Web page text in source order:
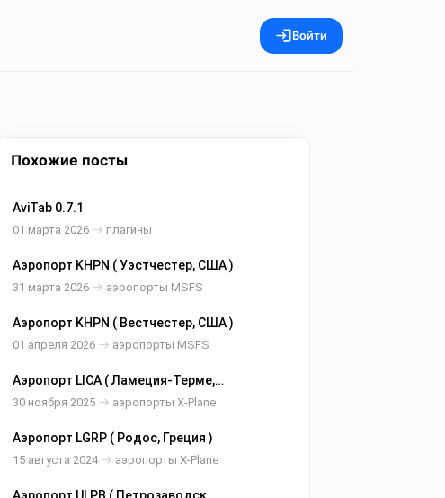
Войти
Похожие посты
AviTab 0.7.1
01 марта 2026 плагины
Аэропорт KHPN ( Уэстчестер, США )
31 марта 2026 аэропорты MSFS
Аэропорт KHPN ( Вестчестер, США )
01 апреля 2026 аэропорты MSFS
Аэропорт LICA ( Ламеция-Терме,
Италия )
30 ноября 2025 аэропорты X-Plane
Аэропорт LGRP ( Родос, Греция )
15 августа 2024 аэропорты X-Plane